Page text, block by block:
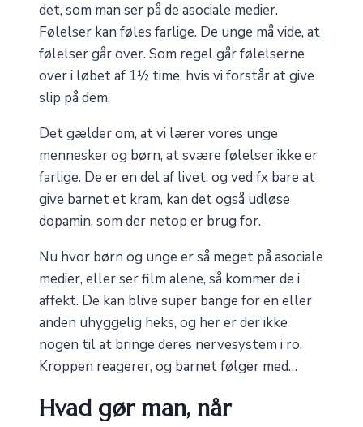
det, som man ser på de asociale medier.
Følelser kan føles farlige. De unge må vide, at
følelser går over. Som regel går følelserne
over i løbet af 1½ time, hvis vi forstår at give
slip på dem.
Det gælder om, at vi lærer vores unge
mennesker og børn, at svære følelser ikke er
farlige. De er en del af livet, og ved fx bare at
give barnet et kram, kan det også udløse
dopamin, som der netop er brug for.
Nu hvor børn og unge er så meget på asociale
medier, eller ser film alene, så kommer de i
affekt. De kan blive super bange for en eller
anden uhyggelig heks, og her er der ikke
nogen til at bringe deres nervesystem i ro.
Kroppen reagerer, og barnet følger med…
Hvad gør man, når